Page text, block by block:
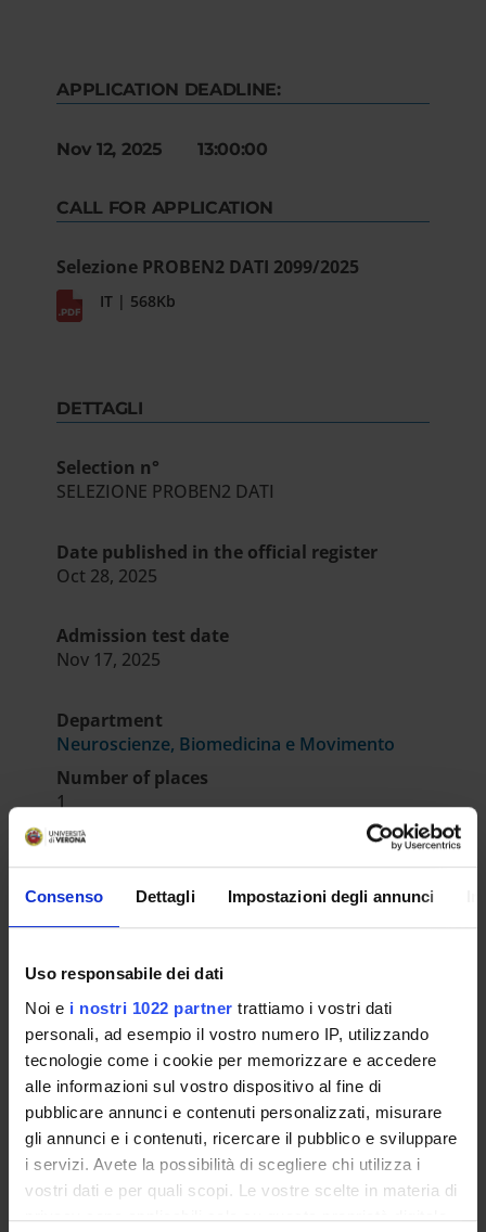
Consenso Dettagli Impostazioni degli annunci
Uso responsabile dei dati
Noi e i nostri 1022 partner trattiamo i vostri dati
personali, ad esempio il vostro numero IP, utilizzando
tecnologie come i cookie per memorizzare e accedere
alle informazioni sul vostro dispositivo al fine di
pubblicare annunci e contenuti personalizzati, misurare
gli annunci e i contenuti, ricercare il pubblico e sviluppare
i servizi. Avete la possibilità di scegliere chi utilizza i
vostri dati e per quali scopi. Le vostre scelte in materia di
privacy sono applicabili solo su questa proprietà digitale
APPLICATION DEADLINE:
Nov 12, 2025 13:00:00
CALL FOR APPLICATION
Selezione PROBEN2 DATI 2099/2025
IT | 568Kb
DETTAGLI
Selection n°
SELEZIONE PROBEN2 DATI
Date published in the official register
Oct 28, 2025
Admission test date
Nov 17, 2025
Department
Neuroscienze, Biomedicina e Movimento
Number of places
1
INFORMATION/NOTICES
Provvedimento nomina Commissione
valutatrice
RESULT/RANKING LISTS
Approvazione Atti Albo Ufficiale di Ateneo
2288-2025
IT | 633Kb